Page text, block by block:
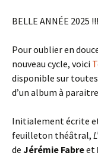
BELLE ANNÉE 2025 !!!
Pour oublier en
nouveau cycle, voici
disponible sur
d’un album à
Initialement écrite
feuilleton théâtral,
de Jérémie Fabreet